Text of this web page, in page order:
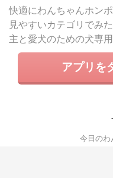
快適にわんちゃんホン
見やすいカテゴリでみ
主と愛犬のための犬専用
アプリを
今日のわ